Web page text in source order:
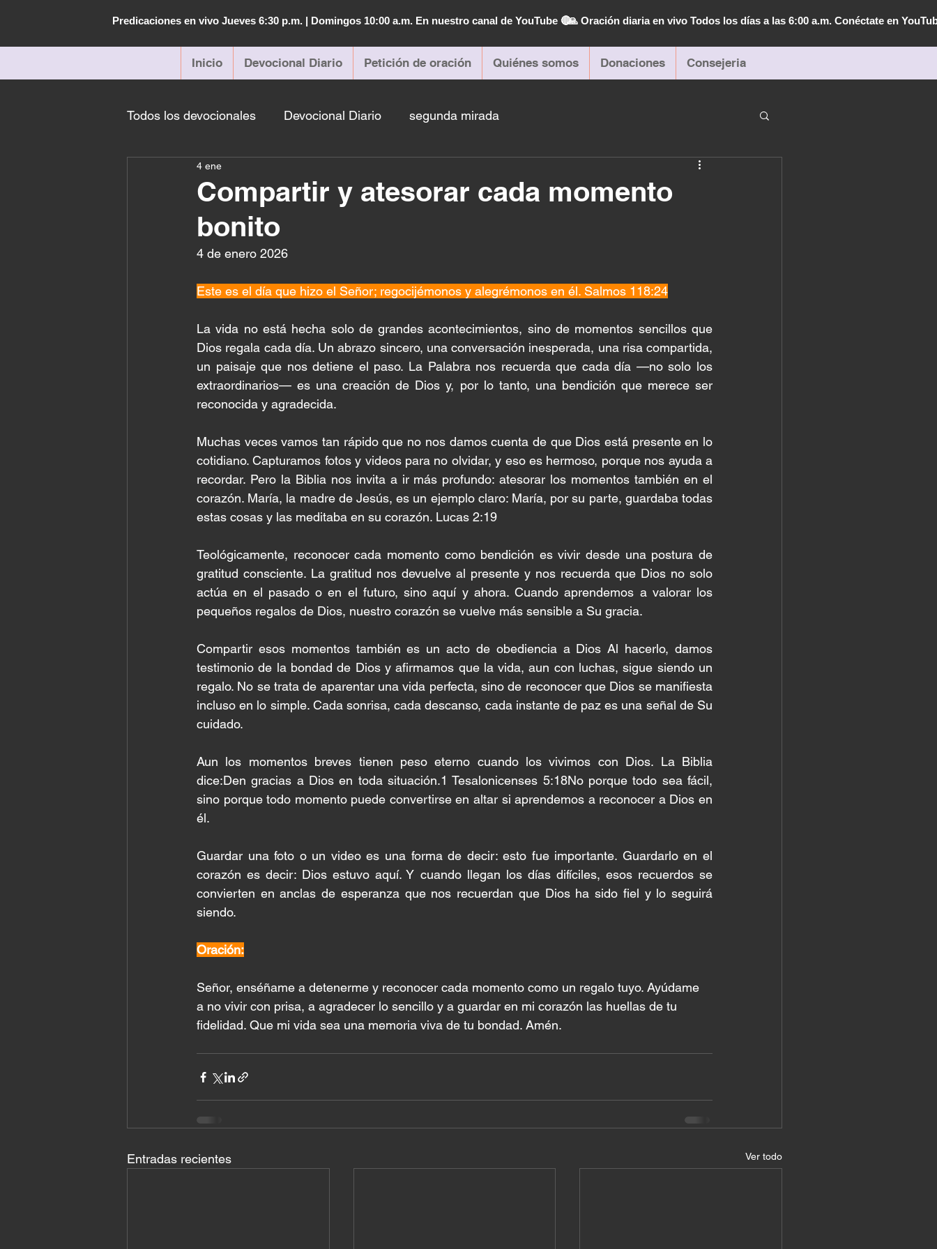
Predicaciones en vivo Jueves 6:30 p.m. | Domingos 10:00 a.m. En nuestro canal de YouTube 🔴🙏 Oración diaria en vivo Todos los días a las 6:00 a.m. Conéctate en
Inicio Devocional Diario Petición de oración Quiénes somos Donaciones Consejeria
Todos los devocionales Devocional Diario segunda mirada
Compartir y atesorar cada momento
bonito
4 ene
4 de enero 2026
Este es el día que hizo el Señor; regocijémonos y alegrémonos en él. Salmos 118:24
La vida no está hecha solo de grandes acontecimientos, sino de momentos sencillos que
Dios regala cada día. Un abrazo sincero, una conversación inesperada, una risa compartida,
un paisaje que nos detiene el paso. La Palabra nos recuerda que cada día —no solo los
extraordinarios— es una creación de Dios y, por lo tanto, una bendición que merece ser
reconocida y agradecida.
Muchas veces vamos tan rápido que no nos damos cuenta de que Dios está presente en lo
cotidiano. Capturamos fotos y videos para no olvidar, y eso es hermoso, porque nos ayuda a
recordar. Pero la Biblia nos invita a ir más profundo: atesorar los momentos también en el
corazón. María, la madre de Jesús, es un ejemplo claro: María, por su parte, guardaba todas
estas cosas y las meditaba en su corazón. Lucas 2:19
Teológicamente, reconocer cada momento como bendición es vivir desde una postura de
gratitud consciente. La gratitud nos devuelve al presente y nos recuerda que Dios no solo
actúa en el pasado o en el futuro, sino aquí y ahora. Cuando aprendemos a valorar los
pequeños regalos de Dios, nuestro corazón se vuelve más sensible a Su gracia.
Compartir esos momentos también es un acto de obediencia a Dios Al hacerlo, damos
testimonio de la bondad de Dios y afirmamos que la vida, aun con luchas, sigue siendo un
regalo. No se trata de aparentar una vida perfecta, sino de reconocer que Dios se manifiesta
incluso en lo simple. Cada sonrisa, cada descanso, cada instante de paz es una señal de Su
cuidado.
Aun los momentos breves tienen peso eterno cuando los vivimos con Dios. La Biblia
dice:Den gracias a Dios en toda situación.1 Tesalonicenses 5:18No porque todo sea fácil,
sino porque todo momento puede convertirse en altar si aprendemos a reconocer a Dios en
él.
Guardar una foto o un video es una forma de decir: esto fue importante. Guardarlo en el
corazón es decir: Dios estuvo aquí. Y cuando llegan los días difíciles, esos recuerdos se
convierten en anclas de esperanza que nos recuerdan que Dios ha sido fiel y lo seguirá
siendo.
Oración:
Señor, enséñame a detenerme y reconocer cada momento como un regalo tuyo. Ayúdame
a no vivir con prisa, a agradecer lo sencillo y a guardar en mi corazón las huellas de tu
fidelidad. Que mi vida sea una memoria viva de tu bondad. Amén.
Entradas recientes Ver todo